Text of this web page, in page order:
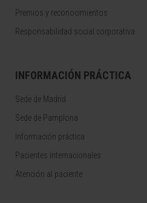
Premios y reconocimientos
Responsabilidad social corporativa
INFORMACIÓN PRÁCTICA
Sede de Madrid
Sede de Pamplona
Información práctica
Pacientes internacionales
Atención al paciente